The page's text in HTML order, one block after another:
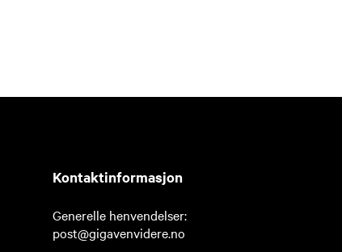
Kontaktinformasjon
Generelle henvendelser:
post@gigavenvidere.no